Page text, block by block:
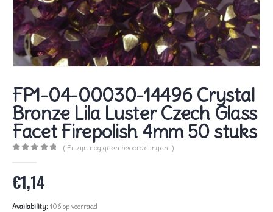
FP1-04-00030-14496 Crystal
Bronze Lila Luster Czech Glass
Facet Firepolish 4mm 50 stuks
( Er zijn nog geen beoordelingen. )
€1,14
Availability: 106 op voorraad